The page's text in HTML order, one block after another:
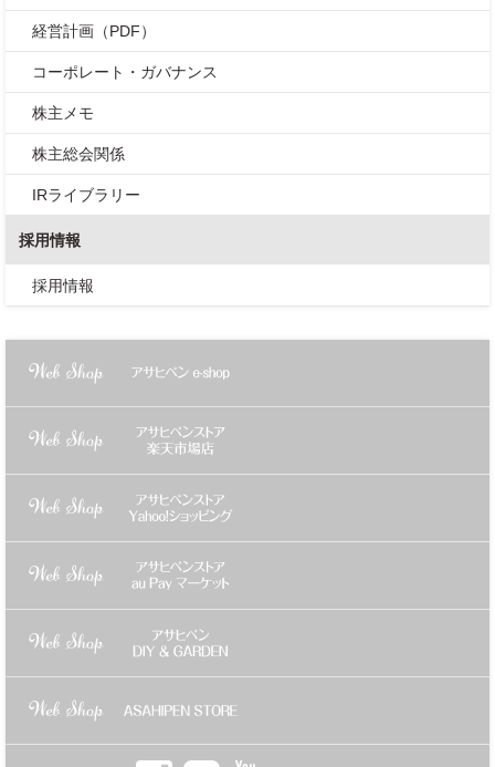
経営計画（PDF）
コーポレート・ガバナンス
株主メモ
株主総会関係
IRライブラリー
採用情報
採用情報